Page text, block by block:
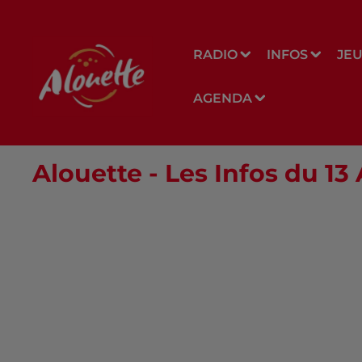
RADIO INFOS
AGENDA
Alouette - Les Infos du